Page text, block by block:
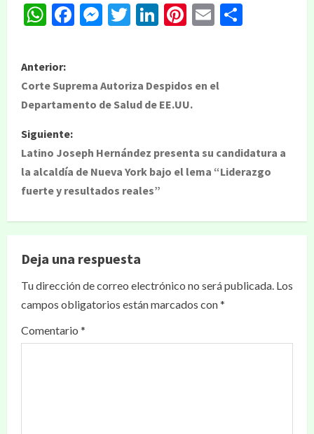
WhatsApp
Facebook
Messenger
Twitter
LinkedIn
Pinterest
Email
Anterior:
Corte Suprema Autoriza Despidos en el
Departamento de Salud de EE.UU.
Siguiente:
Latino Joseph Hernández presenta su candidatura a
la alcaldía de Nueva York bajo el lema “Liderazgo
fuerte y resultados reales”
Deja una respuesta
Tu dirección de correo electrónico no será publicada. Los
campos obligatorios están marcados con*
Comentario *